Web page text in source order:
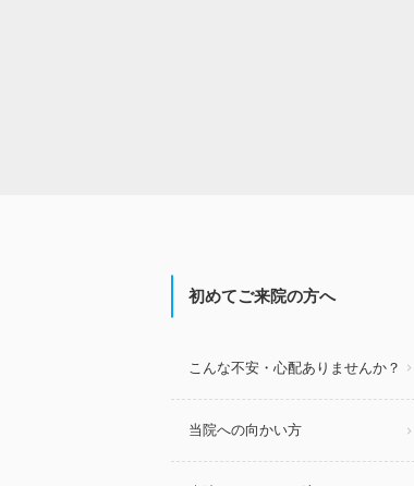
初めてご来院の方へ
こんな不安・心配ありませんか？
当院への向かい方